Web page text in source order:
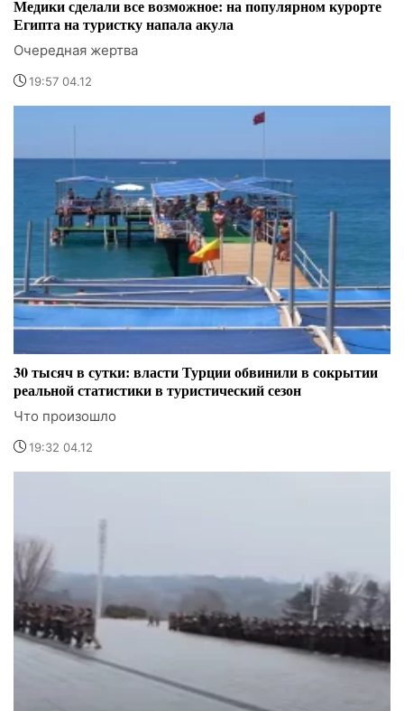
Медики сделали все возможное: на популярном курорте
Египта на туристку напала акула
Очередная жертва
19:57 04.12
30 тысяч в сутки: власти Турции обвинили в сокрытии
реальной статистики в туристический сезон
Что произошло
19:32 04.12